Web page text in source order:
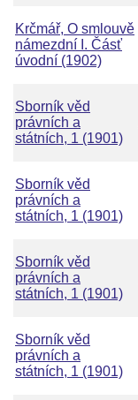
Krčmář, O smlouvě
námezdní I. Čásť
úvodní (1902)
Sborník věd
právních a
státních, 1 (1901)
Sborník věd
právních a
státních, 1 (1901)
Sborník věd
právních a
státních, 1 (1901)
Sborník věd
právních a
státních, 1 (1901)